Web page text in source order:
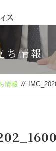
ち情報
情報 //